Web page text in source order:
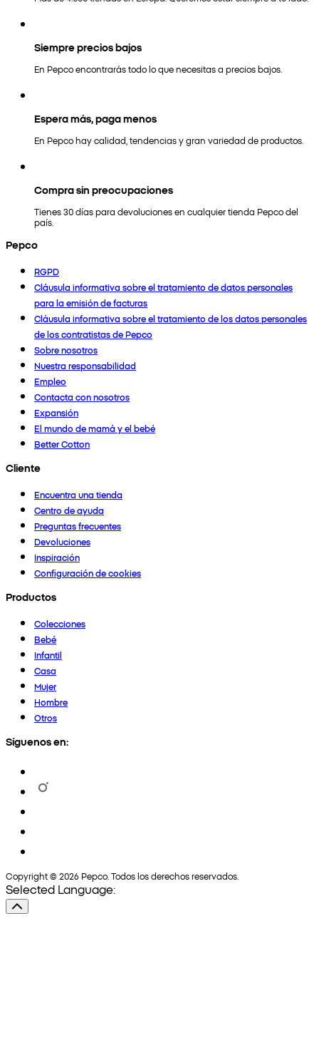
Siempre precios bajos
En Pepco encontrarás todo lo que necesitas a precios bajos.
Espera más, paga menos
En Pepco hay calidad, tendencias y gran variedad de productos.
Compra sin preocupaciones
Tienes 30 días para devoluciones en cualquier tienda Pepco del
país.
Pepco
RGPD
Cláusula informativa sobre el tratamiento de datos personales
para la emisión de facturas
Cláusula informativa sobre el tratamiento de los datos personales
de los contratistas de Pepco
Sobre nosotros
Nuestra responsabilidad
Empleo
Contacta con nosotros
Expansión
El mundo de mamá y el bebé
Better Cotton
Cliente
Encuentra una tienda
Centro de ayuda
Preguntas frecuentes
Devoluciones
Inspiración
Configuración de cookies
Productos
Colecciones
Bebé
Infantil
Casa
Mujer
Hombre
Otros
Síguenos en:
Copyright © 2026 Pepco. Todos los derechos reservados.
Selected Language: